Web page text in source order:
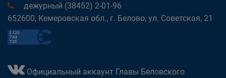
дежурный (38452) 2-01-96
652600, Кемеровская обл., г. Белово, ул. Советская, 21
Официальный аккаунт Главы Беловского